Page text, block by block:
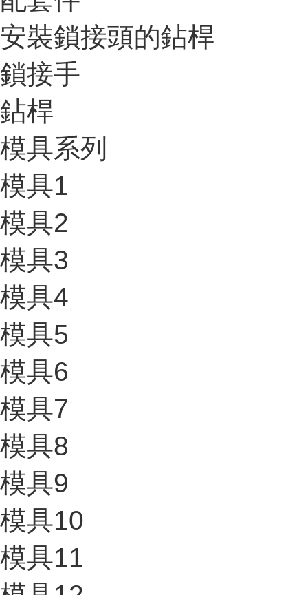
安裝鎖接頭的鉆桿
鎖接手
鉆桿
模具系列
模具1
模具2
模具3
模具4
模具5
模具6
模具7
模具8
模具9
模具10
模具11